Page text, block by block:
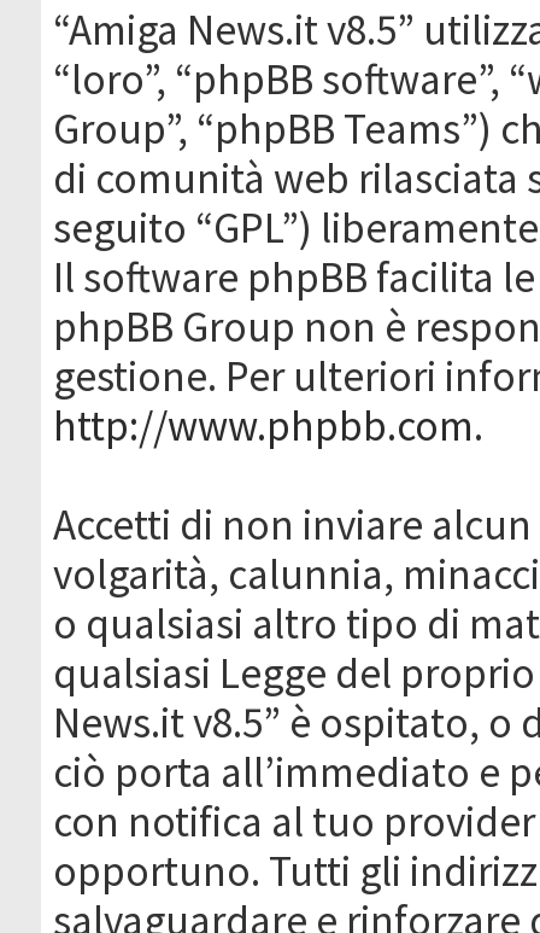
“Amiga News.it v8.5”
“loro”, “phpBB software”,
Group”, “phpBB Teams”)
di comunità web rilasciata
seguito “GPL”)
Il software phpBB facilita
phpBB Group non è
gestione. Per ulteriori
http://www.phpbb.com.
Accetti di non inviare
volgarità, calunnia,
o qualsiasi altro tipo di
qualsiasi Legge del
News.it v8.5” è ospitato, o
ciò porta all’immediato e
con notifica al tuo
opportuno. Tutti gli
salvaguardare e